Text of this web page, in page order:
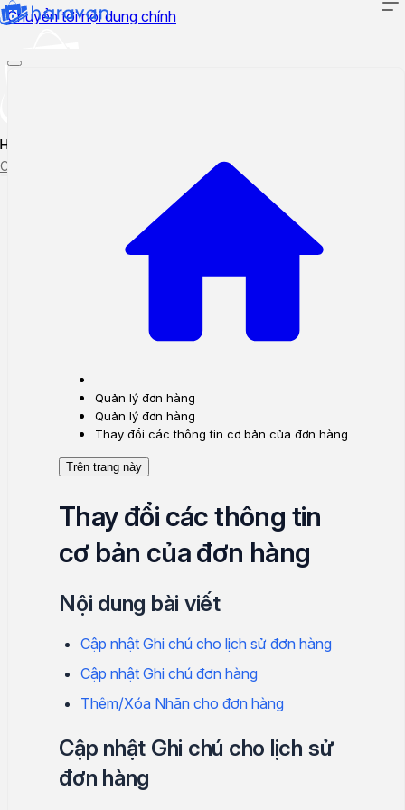
Chuyển tới nội dung chính
Hướng dẫn sử dụng
Cập nhật tính năng mới
Theo dõi ticket
Quản lý đơn hàng
Quản lý đơn hàng
Thay đổi các thông tin cơ bản của đơn hàng
Trên trang này
Thay đổi các thông tin
cơ bản của đơn hàng
Nội dung bài viết
Cập nhật Ghi chú cho lịch sử đơn hàng
Cập nhật Ghi chú đơn hàng
Thêm/Xóa Nhãn cho đơn hàng
Cập nhật Ghi chú cho lịch sử
đơn hàng